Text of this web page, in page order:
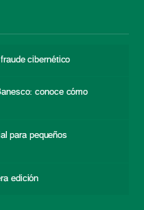
cibernético
conoce cómo
para pequeños
edición